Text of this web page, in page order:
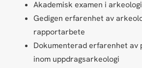
Akademisk examen i arkeologi
Gedigen erfarenhet av
rapportarbete
Dokumenterad erfarenhet av
inom uppdragsarkeologi